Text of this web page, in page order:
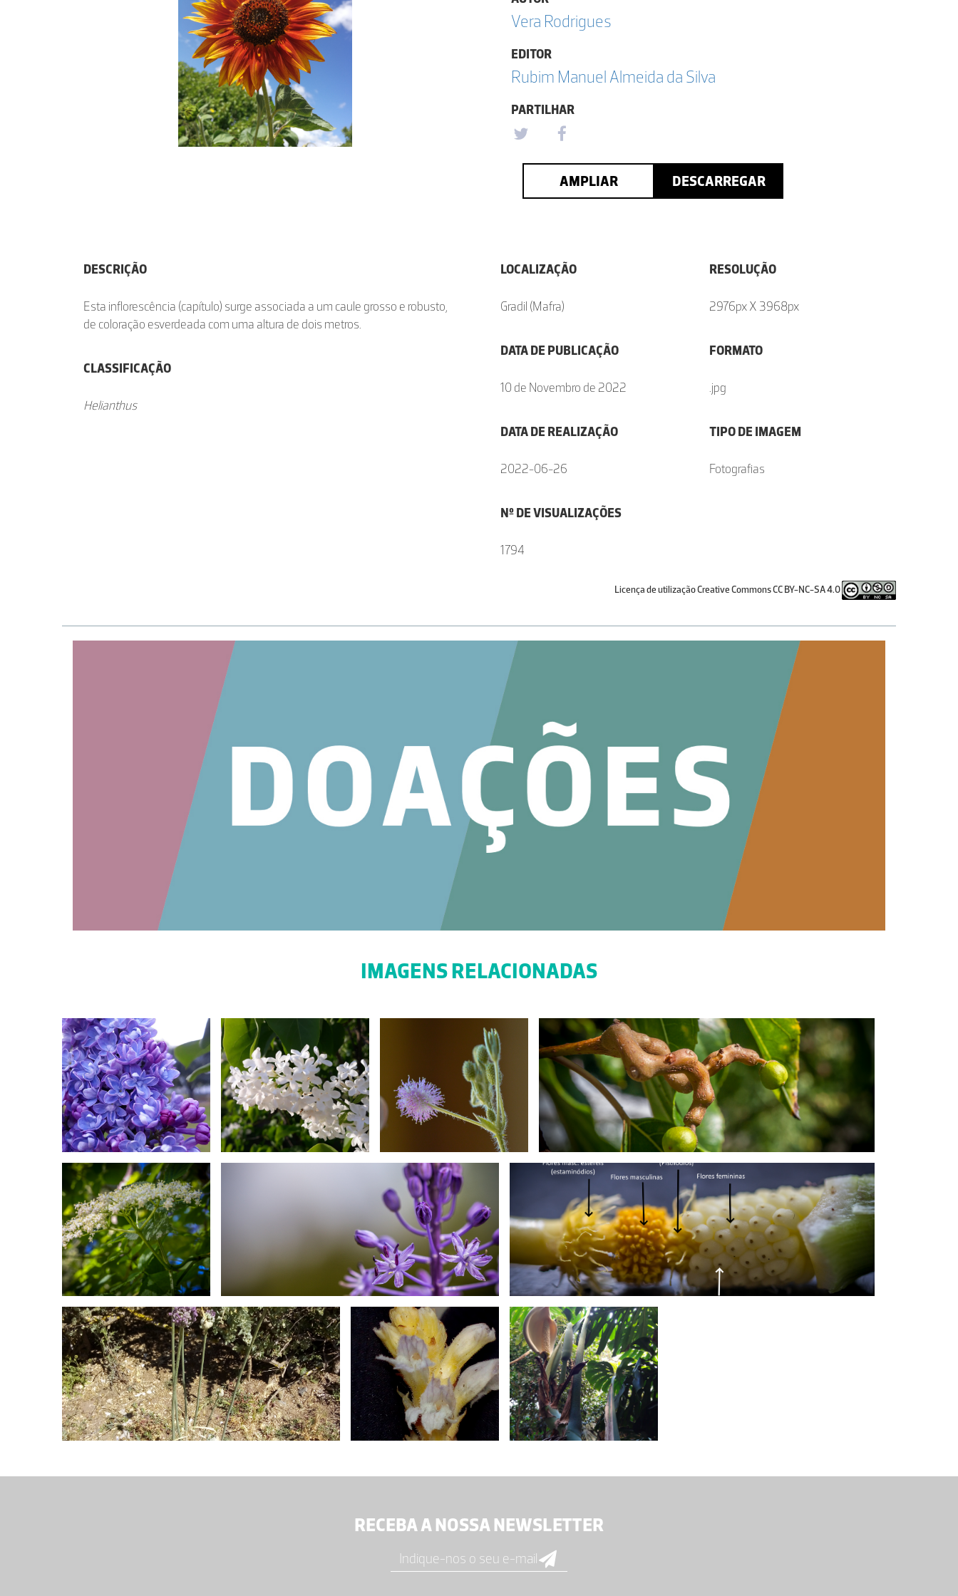
Vera Rodrigues
EDITOR
Rubim Manuel Almeida da Silva
PARTILHAR
AMPLIAR DESCARREGAR
DESCRIÇÃO
Esta inflorescência (capítulo) surge associada a um caule grosso e robusto,
de coloração esverdeada com uma altura de dois metros.
CLASSIFICAÇÃO
Helianthus
LOCALIZAÇÃO
Gradil (Mafra)
DATA DE PUBLICAÇÃO
10 de Novembro de 2022
DATA DE REALIZAÇÃO
2022-06-26
Nº DE VISUALIZAÇÕES
1794
RESOLUÇÃO
2976px X 3968px
FORMATO
.jpg
TIPO DE IMAGEM
Fotografias
Licença de utilização Creative Commons CC BY-NC-SA 4.0
IMAGENS RELACIONADAS
RECEBA A NOSSA NEWSLETTER